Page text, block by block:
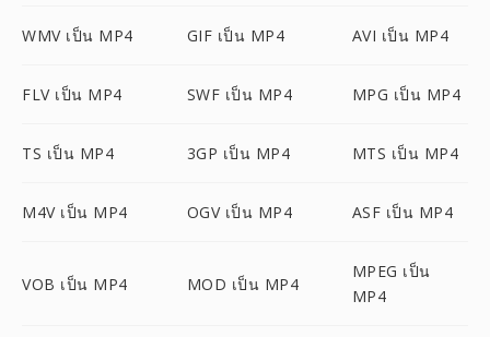
WMV เป็น MP4 GIF เป็น MP4 AVI เป็น MP4
FLV เป็น MP4 SWF เป็น MP4 MPG เป็น MP4
TS เป็น MP4 3GP เป็น MP4 MTS เป็น MP4
M4V เป็น MP4 OGV เป็น MP4 ASF เป็น MP4
VOB เป็น MP4 MOD เป็น MP4
MPEG เป็น
MP4